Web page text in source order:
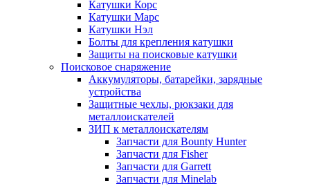
Катушки Корс
Катушки Марс
Катушки Нэл
Болты для крепления катушки
Защиты на поисковые катушки
Поисковое снаряжение
Аккумуляторы, батарейки, зарядные
устройства
Защитные чехлы, рюкзаки для
металлоискателей
ЗИП к металлоискателям
Запчасти для Bounty Hunter
Запчасти для Fisher
Запчасти для Garrett
Запчасти для Minelab